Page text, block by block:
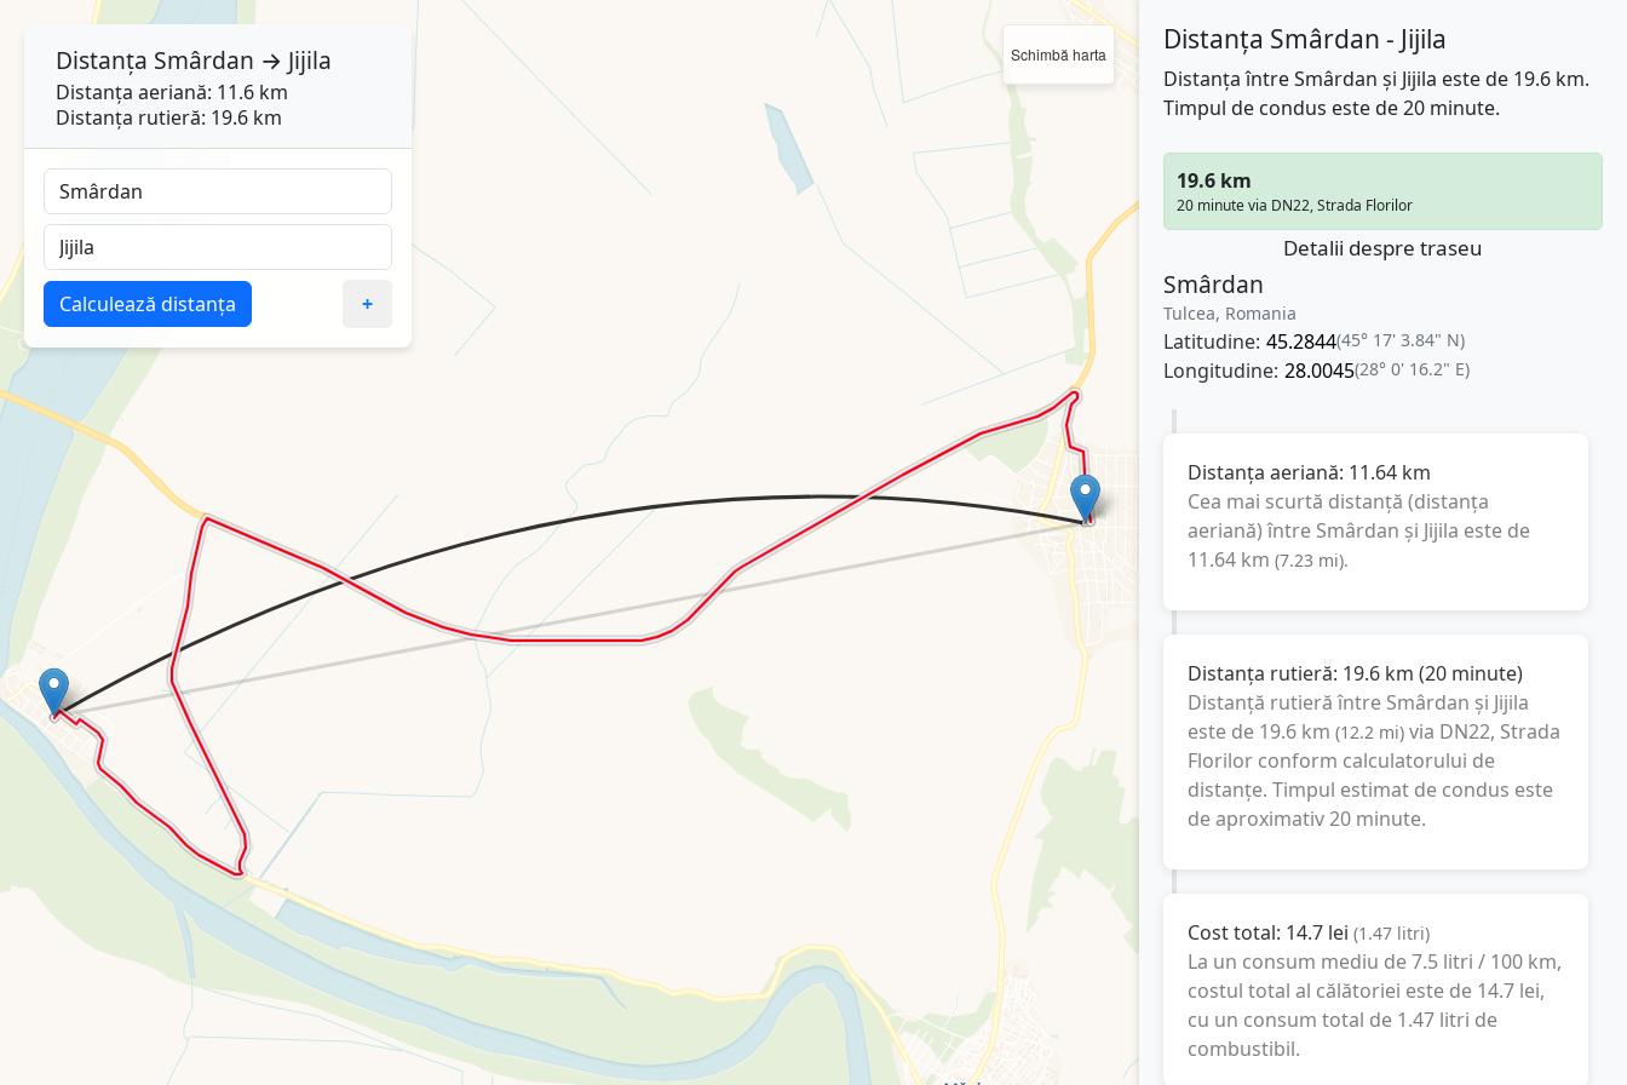
Schimbă harta Distanța Smârdan - Jijila
Distanța între Smârdan și Jijila este de 19.6 km.
Timpul de condus este de 20 minute.
19.6 km
20 minute via DN22, Strada Florilor
Detalii despre traseu
Smârdan
Tulcea, Romania
Latitudine: 45.2844(45° 17' 3.84" N)
Longitudine: 28.0045(28° 0' 16.2" E)
Distanța aeriană: 11.64 km
Cea mai scurtă distanță (distanța
aeriană) între Smârdan și Jijila este de
11.64 km (7.23 mi).
Distanța rutieră: 19.6 km (20 minute)
Distanță rutieră între Smârdan și Jijila
este de 19.6 km (12.2 mi) via DN22, Strada
Florilorconform calculatorului de
distanțe. Timpul estimat de condus este
de aproximativ20 minute.
Cost total: 14.7 lei (1.47 litri)
La un consum mediu de7.5 litri / 100 km,
costul total al călătoriei este de 14.7 lei,
cu un consum total de 1.47 litri de
combustibil.
Distanța Smârdan → Jijila
Distanța aeriană: 11.6 km
Distanța rutieră: 19.6 km
Calculează distanța +